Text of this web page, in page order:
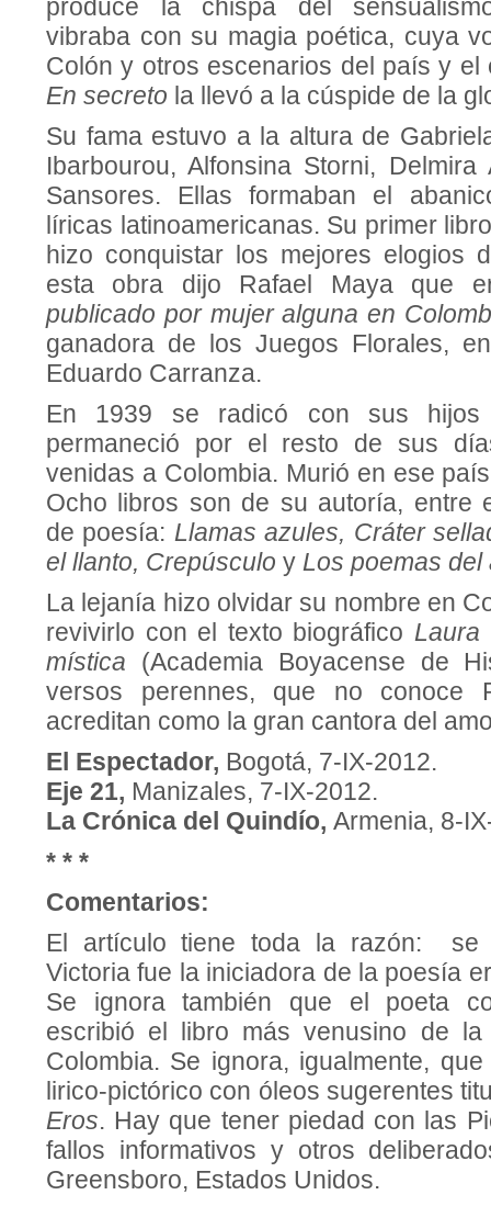
produce la chispa del
vibraba con su magia poética, cuya
Colón y otros escenarios del país y el
En secreto la llevó a la cúspide de la
Su fama estuvo a la altura de
Ibarbourou, Alfonsina Storni,
Sansores. Ellas formaban el
líricas latinoamericanas. Su primer
hizo conquistar los mejores elogios
esta obra dijo Rafael Maya que
publicado por mujer alguna en
ganadora de los Juegos Florales,
Eduardo Carranza.
En 1939 se radicó con sus
permaneció por el resto de sus
venidas a Colombia. Murió en ese
Ocho libros son de su autoría, entre
de poesía: Llamas azules, Cráter
el llanto, Crepúsculo y Los poemas del
La lejanía hizo olvidar su nombre en
revivirlo con el texto biográfico Laura
mística (Academia Boyacense de
versos perennes, que no conoce
acreditan como la gran cantora del
El Espectador, Bogotá, 7-IX-2012.
Eje 21, Manizales, 7-IX-2012.
La Crónica del Quindío, Armenia, 8-
* * *
Comentarios:
El artículo tiene toda la razón: se
Victoria fue la iniciadora de la poesía
Se ignora también que el poeta
escribió el libro más venusino de
Colombia. Se ignora, igualmente,
lirico-pictórico con óleos sugerentes
Eros. Hay que tener piedad con las
fallos informativos y otros
Greensboro, Estados Unidos.